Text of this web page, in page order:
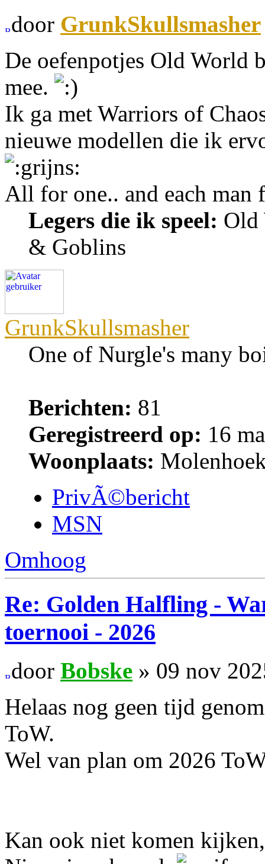
door GrunkSkullsmasher
De oefenpotjes Old World
mee.
Ik ga met Warriors of
nieuwe modellen die ik
All for one.. and each man
Legers die ik speel: Old
& Goblins
GrunkSkullsmasher
One of Nurgle's many
Berichten: 81
Geregistreerd op: 16
Woonplaats:
PrivÃ©bericht
MSN
Omhoog
Re: Golden Halfling -
toernooi - 2026
door Bobske » 09 nov
Helaas nog geen tijd
ToW.
Wel van plan om 2026
Kan ook niet komen